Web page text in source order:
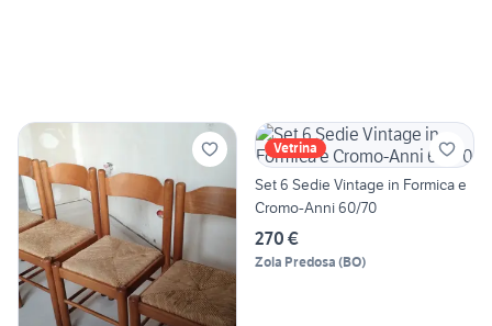
Vetrina
Set 6 Sedie Vintage in Formica e
Cromo-Anni 60/70
270 €
Zola Predosa (BO)